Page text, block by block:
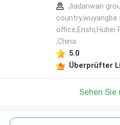
Jiadanwan
office,Enshi,Hubei
,China
5.0
Überprüfter
Sehen Sie